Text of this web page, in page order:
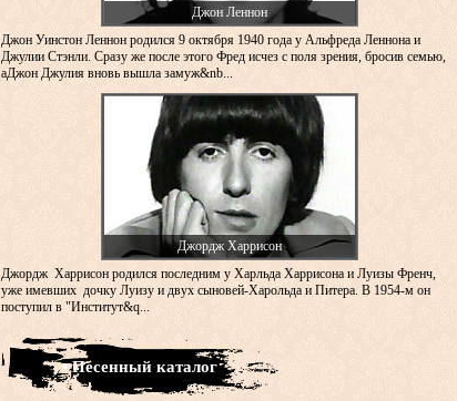
Джон Леннон
Джон Уинстон Леннон родился 9 октября 1940 года у Альфреда Леннона и
Джулии Стэнли. Сразу же после этого Фред исчез с поля зрения, бросив семью,
аДжон Джулия вновь вышла замуж&nb...
Джордж Харрисон
Джордж Харрисон родился последним у Харльда Харрисона и Луизы Френч,
уже имевших дочку Луизу и двух сыновей-Харольда и Питера. В 1954-м он
поступил в "Институт&q...
• Песенный каталог